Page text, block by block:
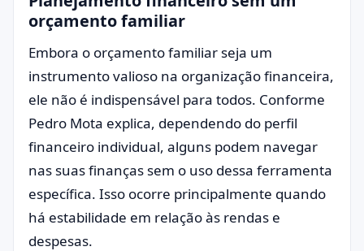
orçamento familiar
Embora o orçamento familiar seja um
instrumento valioso na organização financeira,
ele não é indispensável para todos. Conforme
Pedro Mota explica, dependendo do perfil
financeiro individual, alguns podem navegar
nas suas finanças sem o uso dessa ferramenta
específica. Isso ocorre principalmente quando
há estabilidade em relação às rendas e
despesas.